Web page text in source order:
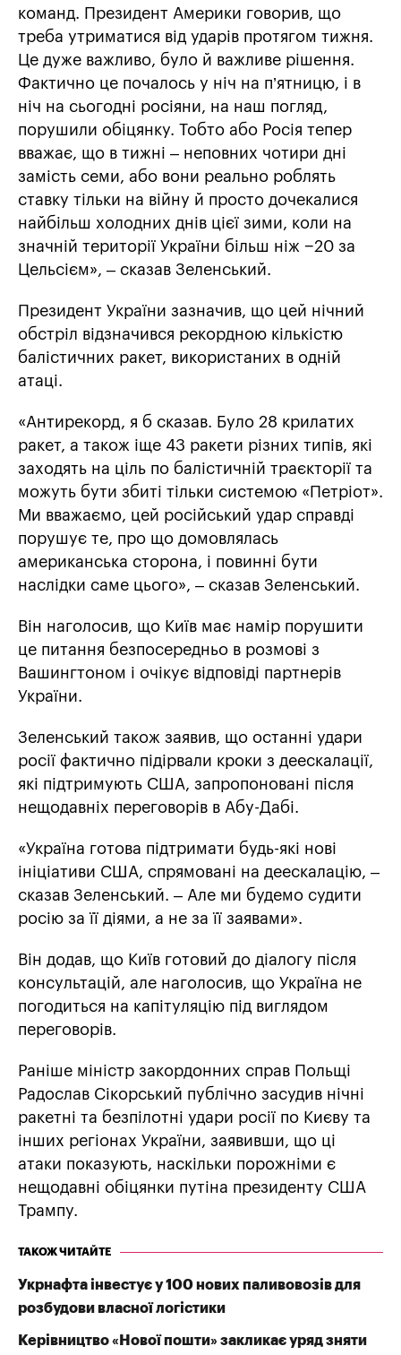
команд. Президент Америки говорив, що
треба утриматися від ударів протягом тижня.
Це дуже важливо, було й важливе рішення.
Фактично це почалось у ніч на п’ятницю, і в
ніч на сьогодні росіяни, на наш погляд,
порушили обіцянку. Тобто або Росія тепер
вважає, що в тижні – неповних чотири дні
замість семи, або вони реально роблять
ставку тільки на війну й просто дочекалися
найбільш холодних днів цієї зими, коли на
значній території України більш ніж −20 за
Цельсієм», – сказав Зеленський.
Президент України зазначив, що цей нічний
обстріл відзначився рекордною кількістю
балістичних ракет, використаних в одній
атаці.
«Антирекорд, я б сказав. Було 28 крилатих
ракет, а також іще 43 ракети різних типів, які
заходять на ціль по балістичній траєкторії та
можуть бути збиті тільки системою «Петріот».
Ми вважаємо, цей російський удар справді
порушує те, про що домовлялась
американська сторона, і повинні бути
наслідки саме цього», – сказав Зеленський.
Він наголосив, що Київ має намір порушити
це питання безпосередньо в розмові з
Вашингтоном і очікує відповіді партнерів
України.
Зеленський також заявив, що останні удари
росії фактично підірвали кроки з деескалації,
які підтримують США, запропоновані після
нещодавніх переговорів в Абу-Дабі.
«Україна готова підтримати будь-які нові
ініціативи США, спрямовані на деескалацію, –
сказав Зеленський. – Але ми будемо судити
росію за її діями, а не за її заявами».
Він додав, що Київ готовий до діалогу після
консультацій, але наголосив, що Україна не
погодиться на капітуляцію під виглядом
переговорів.
Раніше міністр закордонних справ Польщі
Радослав Сікорський публічно засудив нічні
ракетні та безпілотні удари росії по Києву та
інших регіонах України, заявивши, що ці
атаки показують, наскільки порожніми є
нещодавні обіцянки путіна президенту США
Трампу.
ТАКОЖ ЧИТАЙТЕ
Укрнафта інвестує у 100 нових паливовозів для
розбудови власної логістики
Керівництво «Нової пошти» закликає уряд зняти